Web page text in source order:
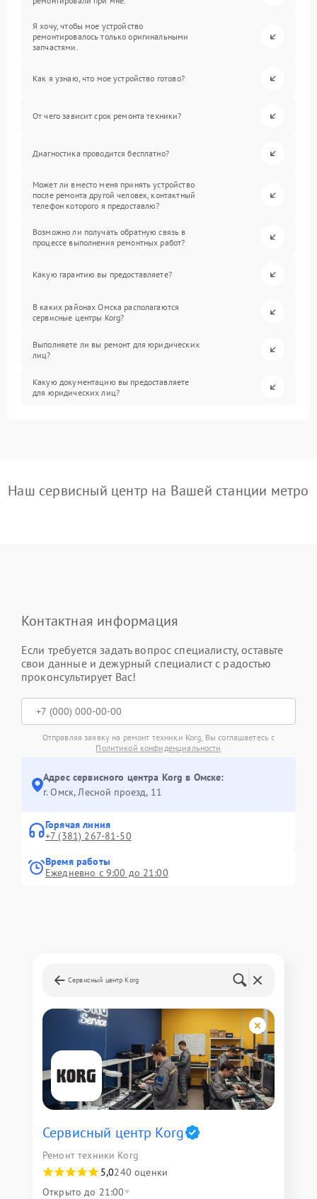
Я хочу, чтобы мое устройство
ремонтировалось только оригинальными
запчастями.
Как я узнаю, что мое устройство готово?
От чего зависит срок ремонта техники?
Диагностика проводится бесплатно?
Может ли вместо меня принять устройство
после ремонта другой человек, контактный
телефон которого я предоставлю?
Возможно ли получать обратную связь в
процессе выполнения ремонтных работ?
Какую гарантию вы предоставляете?
В каких районах Омска располагаются
сервисные центры Korg?
Выполняете ли вы ремонт для юридических
лиц?
Какую документацию вы предоставляете
для юридических лиц?
Наш сервисный центр на Вашей станции метро
Контактная информация
Если требуется задать вопрос специалисту, оставьте
свои данные и дежурный специалист с радостью
проконсультирует Вас!
Отправляя заявку на ремонт техники Korg, Вы соглашаетесь с
Политикой конфиденциальности
Адрес сервисного центра Korg в Омске:
г. Омск, ​Лесной проезд, 11
Горячая линия
+7 (381) 267-81-50
Время работы
Ежедневно с 9:00 до 21:00
Сервисный центр Korg
Сервисный центр Korg
Ремонт техники Korg
5,0240 оценки
Открыто до 21:00